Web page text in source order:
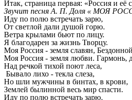
Итак, страница первая: «Россия и её
Звучит песня А. П. Доля « МОЯ
Иду по полю встречать зарю,
От светлой дали душой горю.
Ветра крылами бьют по лицу.
Я благодарен за жизнь Творцу.
Моя Россия - земля славян,
Моя Россия - земля любви. Гармонь,
Над речкой тихой поют леса,
Бывало лихо - текла слеза,
Но шли мужчины в бинтах, в крови,
Землей былинной весь мир спасти.
Иду по полю встречать зарю.